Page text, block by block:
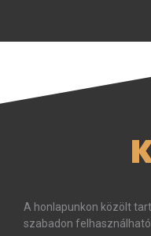
A honlapunkon közölt
szabadon